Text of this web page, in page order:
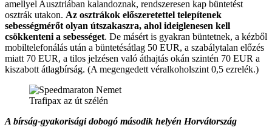
amellyel Ausztriában kalandoznak, rendszeresen kap büntetést
osztrák utakon. Az osztrákok előszeretettel telepítenek
sebességmérőt olyan útszakaszra, ahol ideiglenesen kell
csökkenteni a sebességet. De másért is gyakran büntetnek, a kézből
mobiltelefonálás után a büntetésátlag 50 EUR, a szabálytalan előzés
miatt 70 EUR, a tilos jelzésen való áthajtás okán szintén 70 EUR a
kiszabott átlagbírság. (A megengedett véralkoholszint 0,5 ezrelék.)
Trafipax az út szélén
A bírság-gyakorisági dobogó második helyén Horvátország